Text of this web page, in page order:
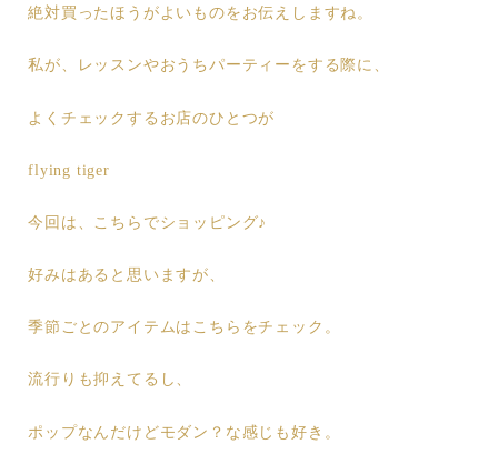
絶対買ったほうがよいものをお伝えしますね。
私が、レッスンやおうちパーティーをする際に、
よくチェックするお店のひとつが
flying tiger
今回は、こちらでショッピング♪
好みはあると思いますが、
季節ごとのアイテムはこちらをチェック。
流行りも抑えてるし、
ポップなんだけどモダン？な感じも好き。